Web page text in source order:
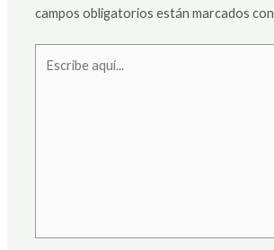
campos obligatorios están marcados con
aquí...